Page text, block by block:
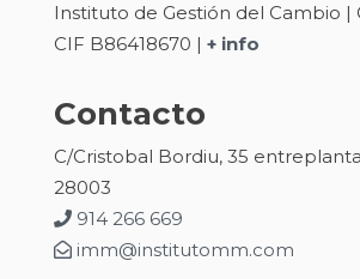
Instituto de Gestión del Cambio |
CIF B86418670 | + info
Contacto
C/Cristobal Bordiu, 35
28003
914 266 669
imm@institutomm.com